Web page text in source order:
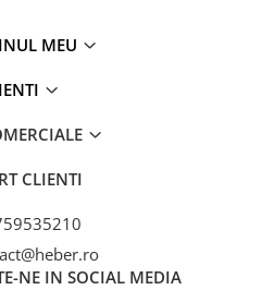
MEU
CLIENTI
NE IN SOCIAL MEDIA